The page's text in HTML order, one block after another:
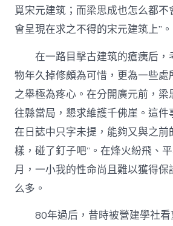
覓宋元建筑；而梁思成也怎么都不
會呈現在求之不得的宋元建筑上”。
在一路目擊古建筑的瘡痍后，
物年久掉修頗為可惜，更為一些
之舉極為疼心。在分開廣元前，梁
往縣當局，懇求維護千佛崖。這件
在日誌中只字未提，能夠又與之前
樣，碰了釘子吧”。在烽火紛飛、
月，一小我的性命尚且難以獲得保
么多。
80年過后，昔時被營建學社